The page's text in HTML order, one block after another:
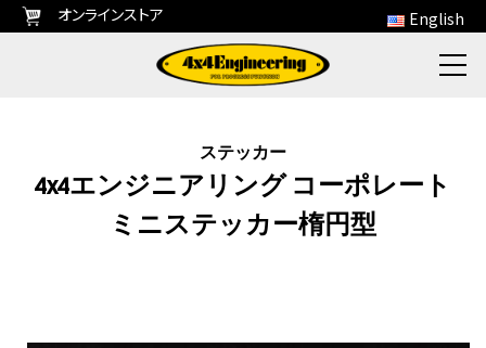
オンラインストア English
ステッカー
4x4エンジニアリング コーポレート
ミニステッカー楕円型